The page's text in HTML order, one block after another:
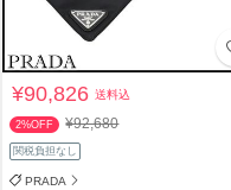
¥90,826送料込
2%OFF ¥92,680
関税負担なし
PRADA